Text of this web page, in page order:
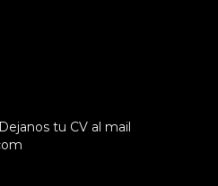
tu CV al mail